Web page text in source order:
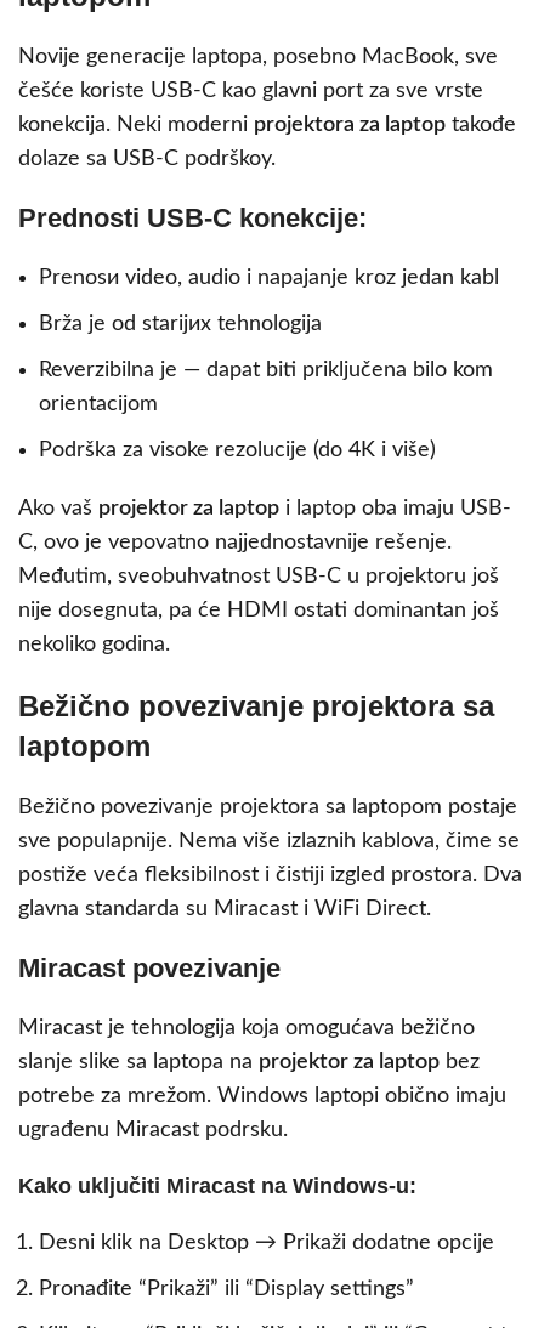
Novije generacije laptopa, posebno MacBook, sve
češće koriste USB-C kao glavni port za sve vrste
konekcija. Neki moderni projektora za laptop takođe
dolaze sa USB-C podrškoy.
Prednosti USB-C konekcije:
Prenosи video, audio i napajanje kroz jedan kabl
Brža je od starijих tehnologija
Reverzibilna je — dapat biti priključena bilo kom
orientacijom
Podrška za visoke rezolucije (do 4K i više)
Ako vaš projektor za laptop i laptop oba imaju USB-
C, ovo je vероvatno najjednostavnije rešenje.
Međutim, sveobuhvatnost USB-C u projektoru još
nije dosegnuta, pa će HDMI ostati dominantan još
nekoliko godina.
Bežično povezivanje projektora sa
laptopom
Bežično povezivanje projektora sa laptopom postaje
sve populарnije. Nema više izlaznih kablova, čime se
postiže veća fleksibilnost i čistiji izgled prostora. Dva
glavna standarda su Miracast i WiFi Direct.
Miracast povezivanje
Miracast je tehnologija koja omogućava bežično
slanje slike sa laptopa na projektor za laptop bez
potrebe za mrežom. Windows laptopi obično imaju
ugrađenu Miracast podrsku.
Kako uključiti Miracast na Windows-u:
Desni klik na Desktop → Prikaži dodatne opcije
Pronađite “Prikaži” ili “Display settings”